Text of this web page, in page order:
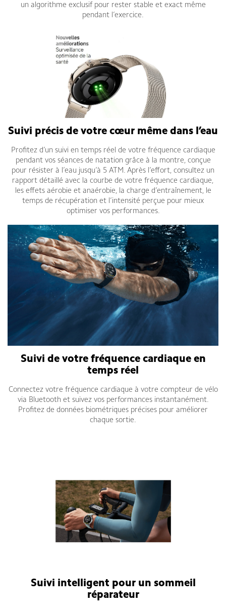
un algorithme exclusif pour rester stable et exact même
pendant l’exercice.
Suivi précis de votre cœur même dans l’eau
Profitez d’un suivi en temps réel de votre fréquence cardiaque
pendant vos séances de natation grâce à la montre, conçue
pour résister à l’eau jusqu’à 5 ATM. Après l’effort, consultez un
rapport détaillé avec la courbe de votre fréquence cardiaque,
les effets aérobie et anaérobie, la charge d’entraînement, le
temps de récupération et l’intensité perçue pour mieux
optimiser vos performances.
Suivi de votre fréquence cardiaque en
temps réel
Connectez votre fréquence cardiaque à votre compteur de vélo
via Bluetooth et suivez vos performances instantanément.
Profitez de données biométriques précises pour améliorer
chaque sortie.
Suivi intelligent pour un sommeil
réparateur